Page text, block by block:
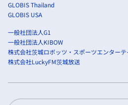
GLOBIS Thailand
GLOBIS USA
一般社団法人G1
一般社団法人KIBOW
株式会社茨城ロボッツ・スポーツエンターテ
株式会社LuckyFM茨城放送